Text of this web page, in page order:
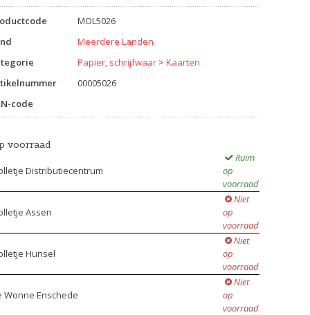
MOL5026
Meerdere Landen
Papier, schrijfwaar > Kaarten
00005026
code
voorraad
Distributiecentrum
Ruim
op
voorraad
Assen
Niet
op
voorraad
Hunsel
Niet
op
voorraad
Wonne Enschede
Niet
op
voorraad